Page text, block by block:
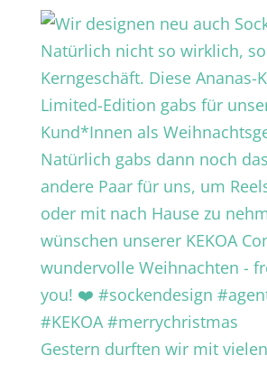
Gestern durften wir mit